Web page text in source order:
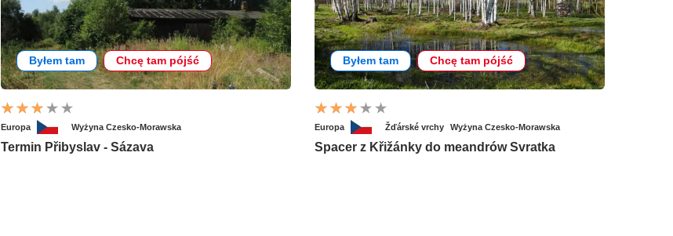
Byłem tam Chcę tam pójść
Europa Wyżyna Czesko-Morawska
Termin Přibyslav - Sázava
Byłem tam Chcę tam pójść
Europa Žďárské vrchy Wyżyna Czesko-Morawska
Spacer z Křižánky do meandrów Svratka